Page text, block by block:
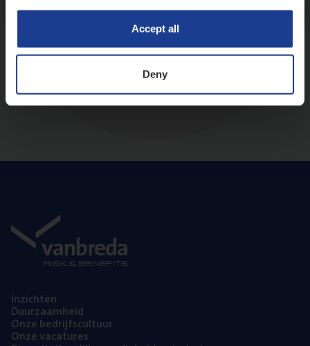
Accept all
Deny
Inzich­ten
Duur­zaam­heid
Onze bedrijfs­cul­tuur
Onze vaca­tu­res